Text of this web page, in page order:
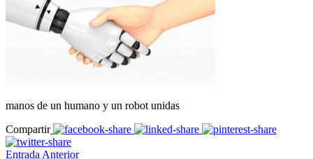
manos de un humano y un robot unidas
Compartir
Entrada Anterior